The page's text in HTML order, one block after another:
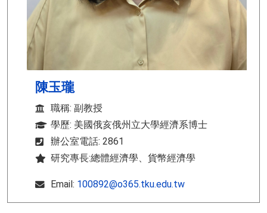
陳玉瓏
職稱: 副教授
學歷: 美國俄亥俄州立大學經濟系博士
辦公室電話: 2861
研究專長:總體經濟學、貨幣經濟學
Email: 100892@o365.tku.edu.tw